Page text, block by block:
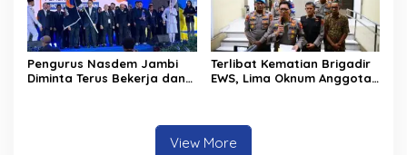
Pengurus Nasdem Jambi
Diminta Terus Bekerja dan
Terlibat Kematian Brigadir
EWS, Lima Oknum Anggota
View More